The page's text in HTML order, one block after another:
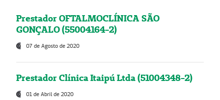
Prestador OFTALMOCLÍNICA SÃO
GONÇALO (55004164-2)
07 de Agosto de 2020
Prestador Clínica Itaipú Ltda (51004348-2)
01 de Abril de 2020